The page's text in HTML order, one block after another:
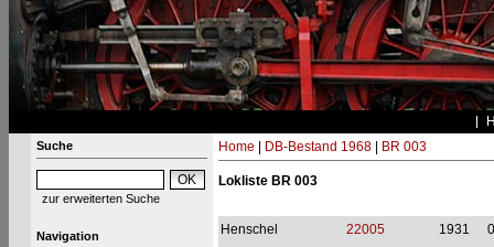
Suche
zur erweiterten Suche
Navigation
Home DB-Bestand 1968| BR 003
Lokliste BR 003
Henschel 22005 1931